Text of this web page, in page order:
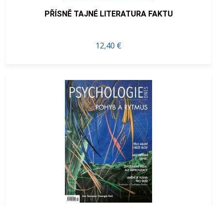
PŘÍSNĚ TAJNÉ LITERATURA FAKTU
12,40 €